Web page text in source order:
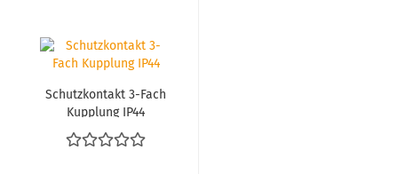
Schutz­kon­takt 3-​Fach
Kupp­lung IP44